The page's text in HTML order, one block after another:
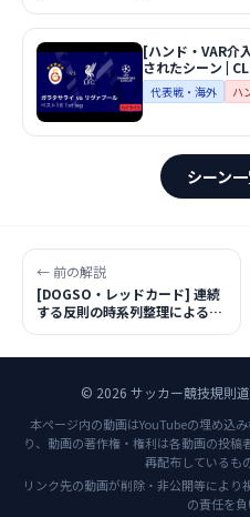
[ハンド・VAR介
されたシーン |
サライvsリヴァ
代表戦・海外 ハ
シーン
← 前の解説
[DOGSO・レッドカード] 連続
する反則の時系列整理によるゴ
© 2026 サッカー競技規則道
本ページ内の動画はYouTubeの埋め込
り、動画の著作権・権利は各動画の投稿
再配布しているも
リンク先の動画が削除・非公開等によ
の責任を負